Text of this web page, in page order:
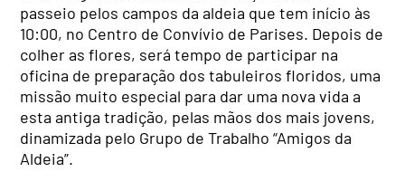
passeio pelos campos da aldeia que tem início às
10:00, no Centro de Convívio de Parises. Depois de
colher as flores, será tempo de participar na
oficina de preparação dos tabuleiros floridos, uma
missão muito especial para dar uma nova vida a
esta antiga tradição, pelas mãos dos mais jovens,
dinamizada pelo Grupo de Trabalho “Amigos da
Aldeia”.